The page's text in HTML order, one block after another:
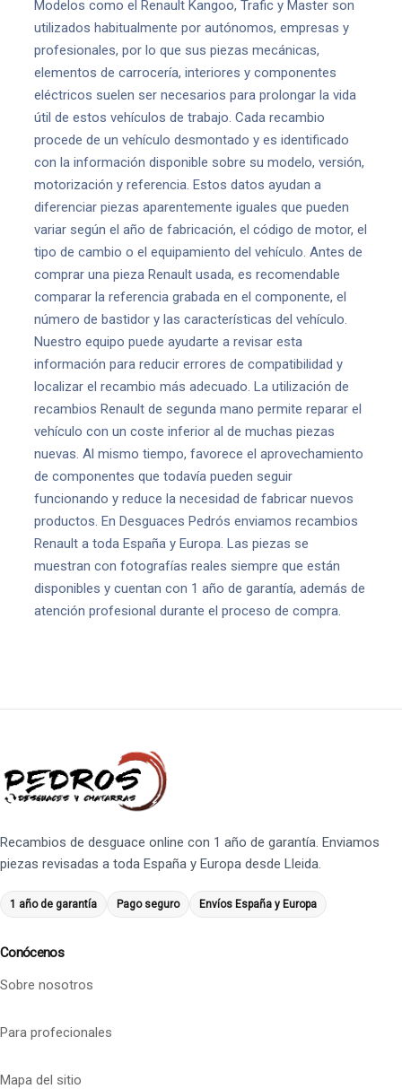
Modelos como el Renault Kangoo, Trafic y Master son
utilizados habitualmente por autónomos, empresas y
profesionales, por lo que sus piezas mecánicas,
elementos de carrocería, interiores y componentes
eléctricos suelen ser necesarios para prolongar la vida
útil de estos vehículos de trabajo. Cada recambio
procede de un vehículo desmontado y es identificado
con la información disponible sobre su modelo, versión,
motorización y referencia. Estos datos ayudan a
diferenciar piezas aparentemente iguales que pueden
variar según el año de fabricación, el código de motor, el
tipo de cambio o el equipamiento del vehículo. Antes de
comprar una pieza Renault usada, es recomendable
comparar la referencia grabada en el componente, el
número de bastidor y las características del vehículo.
Nuestro equipo puede ayudarte a revisar esta
información para reducir errores de compatibilidad y
localizar el recambio más adecuado. La utilización de
recambios Renault de segunda mano permite reparar el
vehículo con un coste inferior al de muchas piezas
nuevas. Al mismo tiempo, favorece el aprovechamiento
de componentes que todavía pueden seguir
funcionando y reduce la necesidad de fabricar nuevos
productos. En Desguaces Pedrós enviamos recambios
Renault a toda España y Europa. Las piezas se
muestran con fotografías reales siempre que están
disponibles y cuentan con 1 año de garantía, además de
atención profesional durante el proceso de compra.
Recambios de desguace online con 1 año de garantía. Enviamos
piezas revisadas a toda España y Europa desde Lleida.
1 año de garantía Pago seguro Envíos España y Europa
Conócenos
Sobre nosotros
Para profecionales
Mapa del sitio